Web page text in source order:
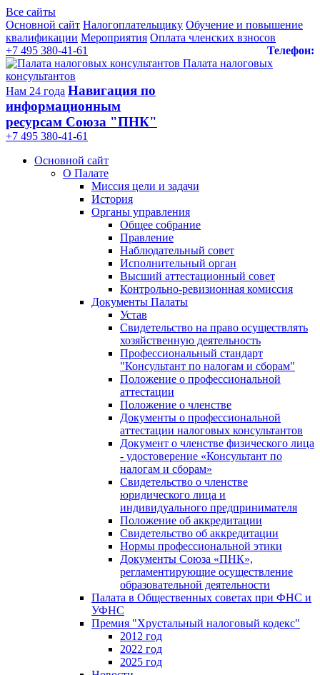
Все сайты
Основной сайт Налогоплательщику Обучение и повышение
квалификации Мероприятия Оплата членских взносов
Телефон:
+7 495 380-41-61
Палата налоговых
консультантов
Нам 24 года Навигация по
информационным
ресурсам Союза "ПНК"
+7 495 380‑41‑61
Основной сайт
О Палате
Миссия цели и задачи
История
Органы управления
Общее собрание
Правление
Наблюдательный совет
Исполнительный орган
Высший аттестационный совет
Контрольно-ревизионная комиссия
Документы Палаты
Устав
Свидетельство на право осуществлять
хозяйственную деятельность
Профессиональный стандарт
"Консультант по налогам и сборам"
Положение о профессиональной
аттестации
Положение о членстве
Документы о профессиональной
аттестации налоговых консультантов
Документ о членстве физического лица
- удостоверение «Консультант по
налогам и сборам»
Свидетельство о членстве
юридического лица и
индивидуального предпринимателя
Положение об аккредитации
Свидетельство об аккредитации
Нормы профессиональной этики
Документы Союза «ПНК»,
регламентирующие осуществление
образовательной деятельности
Палата в Общественных советах при ФНС и
УФНС
Премия "Хрустальный налоговый кодекс"
2012 год
2022 год
2025 год